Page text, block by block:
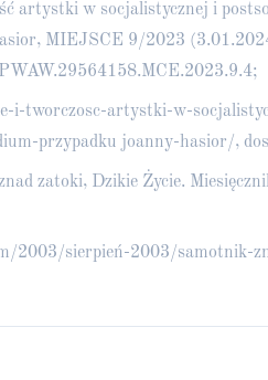
artystki w socjalistycznej i
MIEJSCE 9/2023
i-tworczosc-artystki-w-
przypadku joanny-hasior/,
zatoki, Dzikie Życie.
2003/sierpień-2003/samotnik-